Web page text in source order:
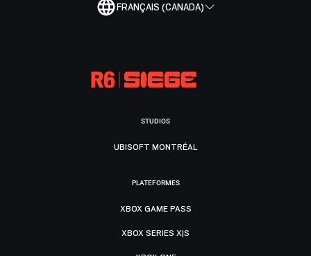
FRANÇAIS (CANADA)
STUDIOS
UBISOFT MONTRÉAL
PLATEFORMES
XBOX GAME PASS
XBOX SERIES X|S